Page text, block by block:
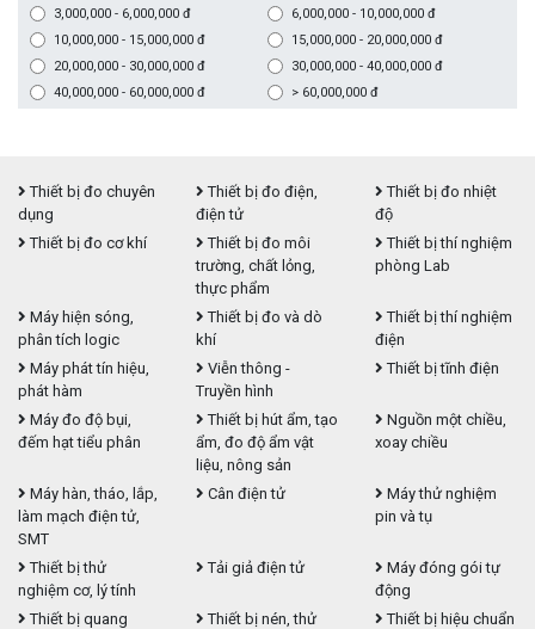
3,000,000 - 6,000,000 đ
6,000,000 - 10,000,000 đ
10,000,000 - 15,000,000 đ
15,000,000 - 20,000,000 đ
20,000,000 - 30,000,000 đ
30,000,000 - 40,000,000 đ
40,000,000 - 60,000,000 đ
> 60,000,000 đ
Thiết bị đo chuyên
dụng
Thiết bị đo điện,
điện tử
Thiết bị đo nhiệt
độ
Thiết bị đo cơ khí
Thiết bị đo môi
trường, chất lỏng,
thực phẩm
Thiết bị thí nghiệm
phòng Lab
Máy hiện sóng,
phân tích logic
Thiết bị đo và dò
khí
Thiết bị thí nghiệm
điện
Máy phát tín hiệu,
phát hàm
Viễn thông -
Truyền hình
Thiết bị tĩnh điện
Máy đo độ bụi,
đếm hạt tiểu phân
Thiết bị hút ẩm, tạo
ẩm, đo độ ẩm vật
liệu, nông sản
Nguồn một chiều,
xoay chiều
Máy hàn, tháo, lắp,
làm mạch điện tử,
SMT
Cân điện tử
Máy thử nghiệm
pin và tụ
Thiết bị thử
nghiệm cơ, lý tính
Tải giả điện tử
Máy đóng gói tự
động
Thiết bị quang
Thiết bị nén, thử
Thiết bị hiệu chuẩn